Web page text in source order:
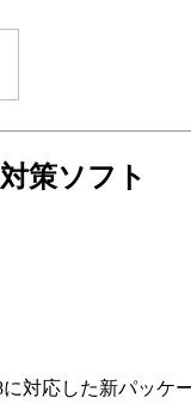
策ソフト
対応した新パッ